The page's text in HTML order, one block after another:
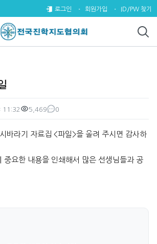
파일 > 질의게시판
로그인 회원가입 ID/PW 찾기
11:32
5,469
댓글
0
바라기 자료집 <파일>을 올려 주시면 감사하
중요한 내용을 인쇄해서 많은 선생님들과 공